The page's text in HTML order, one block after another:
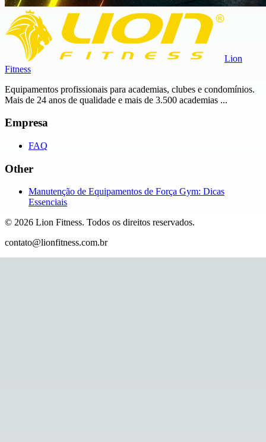
Lion
Fitness
Equipamentos profissionais para academias, clubes e condomínios.
Mais de 24 anos de qualidade e mais de 3.500 academias ...
Empresa
FAQ
Other
Manutenção de Equipamentos de Força Gym: Dicas
Essenciais
© 2026 Lion Fitness. Todos os direitos reservados.
contato@lionfitness.com.br